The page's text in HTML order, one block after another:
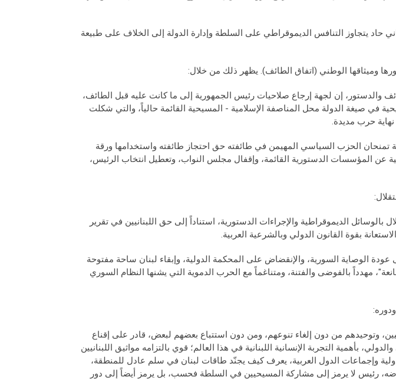
حاد يتجاوز التنافس الديموقراطي على السلطة وإدارة الدولة إلى الخلاف على طبيعة
والدستور، إن لجهة إرجاع صلاحيات رئيس الجمهورية إلى ما كانت عليه قبل الطائف،
في صيغة الدولة محل المناصفة الإسلامية - المسيحية القائمة حالياً، والتي شكلت
نهاية حرب مديدة.
تمنحان الحزب السياسي المهيمن في طائفته حق احتجاز طائفته واستخدامها ورقة
عن المؤسسات الدستورية القائمة، وإقفال مجلس النواب، وتعطيل انتخاب الرئيس،
بالوسائل الديموقراطية والإجراءات الدستورية، استناداً إلى حق اللبنانيين في تقرير
بقوة القانون الدولي وبالشرعية العربية.
الوصاية السورية، والإنقضاض على المحكمة الدولية، وإبقاء لبنان ساحة مفتوحة
مهدداً بالفوضى والفتنة، ومتناغماً مع الحرب الدموية التي يشنها النظام السوري
وتوحيدهم من دون إلغاء تنوعهم، ومن دون استتباع بعضهم لبعض، قادر على إقناع
بأهمية التجربة الإنسانية اللبنانية في هذا العالم؛ قوي بالتزامه مواثيق اللبنانيين
وإجماعات الدول العربية، يعرف كيف يجنّد طاقات لبنان في سلم عادل للمنطقة،
رئيس لا يرمز إلى مشاركة المسيحيين في السلطة فحسب، بل يرمز أيضاً إلى دور